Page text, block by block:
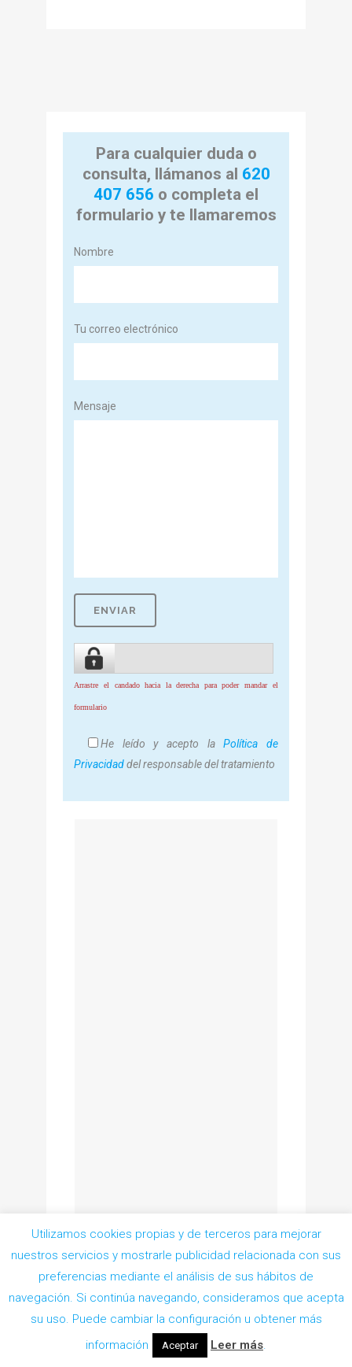
Para cualquier duda o
consulta, llámanos al 620
407 656 o completa el
formulario y te llamaremos
Nombre
Tu correo electrónico
Mensaje
Arrastre el candado hacia la derecha para poder mandar el
formulario
He leído y acepto laPolítica de
Privacidaddel responsable del tratamiento
Pedir Cita
Utilizamos cookies propias y de terceros para mejorar
nuestros servicios y mostrarle publicidad relacionada con sus
preferencias mediante el análisis de sus hábitos de
navegación. Si continúa navegando, consideramos que acepta
su uso. Puede cambiar la configuración u obtener más
información
Aceptar Leer más.